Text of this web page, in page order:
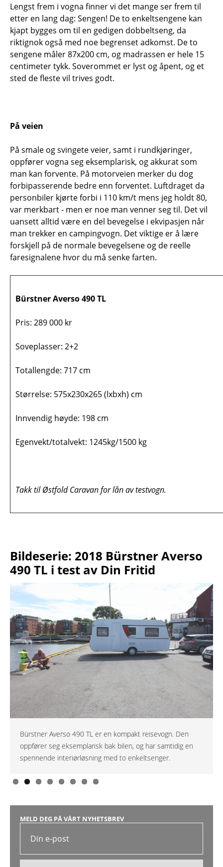
Lengst frem i vogna finner vi det mange ser frem til
etter en lang dag: Sengen! De to enkeltsengene kan
kjapt bygges om til en gedigen dobbeltseng, da
riktignok også med noe begrenset adkomst. De to
sengene måler 87x200 cm, og madrassen er hele 15
centimeter tykk. Soverommet er lyst og åpent, og et
sted de fleste vil trives godt.
På veien
På smale og svingete veier, samt i rundkjøringer,
oppfører vogna seg eksemplarisk, og akkurat som
man kan forvente. På motorveien merker du dog
forbipasserende bedre enn forventet. Luftdraget da
personbiler kjørte forbi i 110 km/t mens jeg holdt 80,
var merkbart - men er noe man venner seg til. Det vil
uansett alltid være en del bevegelse i ekvipasjen når
man trekker en campingvogn. Det viktige er å lære
forskjell på de normale bevegelsene og de reelle
faresignalene hvor du må senke farten.
Bürstner Averso 490 TL
Pris: 289 000 kr
Soveplasser: 2+2
Totallengde: 717 cm
Størrelse: 575x230x265 (lxbxh) cm
Innvendig høyde: 198 cm
Egenvekt/totalvekt: 1245kg/1500 kg
Takk til Østfold Caravan for lån av testvogn.
Bildeserie: 2018 Bürstner Averso
490 TL i test av Din Fritid
IMG_9077.JPG
Den ser ikke spesielt spennende ut utenpå, men denne
vognen er bokstavelig et steg opp fra en tradisjonell
reisevogn.
IMG_9070.JPG
Bürstner Averso 490 TL er en kompakt reisevogn. Den
oppfører seg eksemplarisk bak bilen, og har samtidig en
spennende interiørløsning med to enkeltsenger.
IMG_9128.JPG
Nattbordsskuff mellom de to enkeltsengene.
IMG_9115.JPG
De to enkeltsengene kan enkelt res opp som en stooor
dobbeltseng.
IMG_9112.JPG
To enkeltsenger er ikke så vanlig i vogner i denne klassen,
og oppleves som skikkelig luksus!
IMG_9123.JPG
IMG_9130.JPG
IMG_9120.JPG
MELD DEG PÅ VÅRT NYHETSBREV